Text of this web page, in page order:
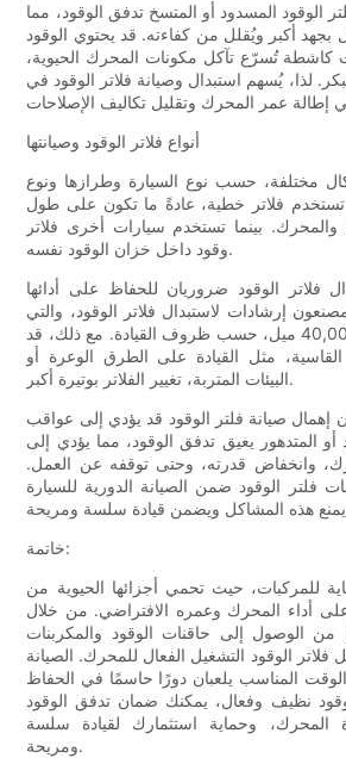
الوقود المسدود أو المتسخ تدفق الوقود، مما
أكبر ويُقلل من كفاءته. قد يحتوي الوقود
كاشطة تُسرّع تآكل مكونات المحرك الحيوية،
لذا، يُسهم استبدال وصيانة فلاتر الوقود في
أنواع فلاتر الوقود وصيانتها
مختلفة، حسب نوع السيارة وطرازها ونوع
تستخدم فلاتر خطية، عادةً ما تكون على طول
بينما تستخدم سيارات أخرى فلاتر
وقود داخل خزان الوقود نفسه.
فلاتر الوقود ضروريان للحفاظ على أدائها
إرشادات لاستبدال فلاتر الوقود، والتي
تتراوح بين 20,000 و40,000 ميل، حسب ظروف القيادة. مع ذلك، قد
مثل القيادة على الطرق الوعرة أو
البيئات المتربة، تغيير الفلاتر بوتيرة أكبر.
صيانة فلتر الوقود قد يؤدي إلى عواقب
أو المتدهور يعيق تدفق الوقود، مما يؤدي إلى
وانخفاض قدرته، وحتى توقفه عن العمل.
فلتر الوقود ضمن الصيانة الدورية للسيارة
خاتمة:
للمركبات، حيث تحمي أجزائها الحيوية من
أداء المحرك وعمره الافتراضي. من خلال
من الوصول إلى حاقنات الوقود والمكربنات
فلاتر الوقود التشغيل الفعال للمحرك. الصيانة
الوقت المناسب يلعبان دورًا حاسمًا في الحفاظ
نظيف وفعال، يمكنك ضمان تدفق الوقود
المحرك، وحماية استثمارك لقيادة سلسة
ومريحة.